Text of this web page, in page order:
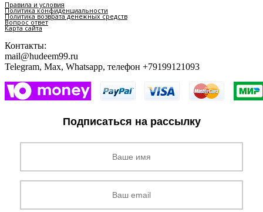
Правила и условия
Политика конфиденциальности
Политика возврата денежных средств
Вопрос ответ
Карта сайта
Контакты:
mail@hudeem99.ru
Telegram, Max, Whatsapp, телефон +79199121093
Подписаться на рассылку